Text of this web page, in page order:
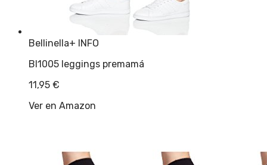
Bellinella+ INFO
Bl1005 leggings premamá
11,95 €
Ver en Amazon